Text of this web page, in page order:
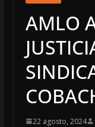
AMLO
22 agosto, 2024